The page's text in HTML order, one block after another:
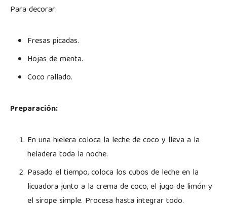
Para decorar:
Fresas picadas.
Hojas de menta.
Coco rallado.
Preparación:
En una hielera coloca la leche de coco y lleva a la
heladera toda la noche.
Pasado el tiempo, coloca los cubos de leche en la
licuadora junto a la crema de coco, el jugo de limón y
el sirope simple. Procesa hasta integrar todo.